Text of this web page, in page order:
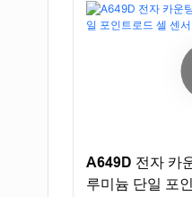
A649D 전자 카
루미늄 단일 포